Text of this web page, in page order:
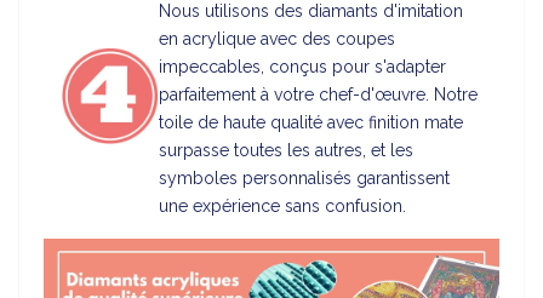
Nous utilisons des diamants d'imitation
en acrylique avec des coupes
impeccables, conçus pour s'adapter
parfaitement à votre chef-d'œuvre. Notre
toile de haute qualité avec finition mate
surpasse toutes les autres, et les
symboles personnalisés garantissent
une expérience sans confusion.